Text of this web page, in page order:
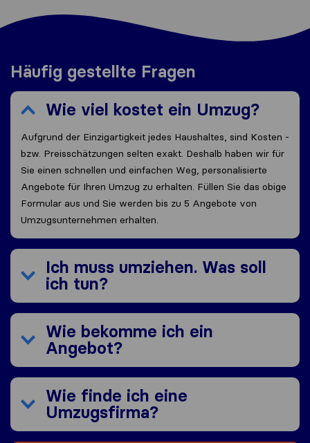
Häufig gestellte Fragen
Wie viel kostet ein Umzug?
Aufgrund der Einzigartigkeit jedes Haushaltes, sind Kosten -
bzw. Preisschätzungen selten exakt. Deshalb haben wir für
Sie einen schnellen und einfachen Weg, personalisierte
Angebote für Ihren Umzug zu erhalten. Füllen Sie das obige
Formular aus und Sie werden bis zu 5 Angebote von
Umzugsunternehmen erhalten.
Ich muss umziehen. Was soll
ich tun?
Wie bekomme ich ein
Angebot?
Wie finde ich eine
Umzugsfirma?